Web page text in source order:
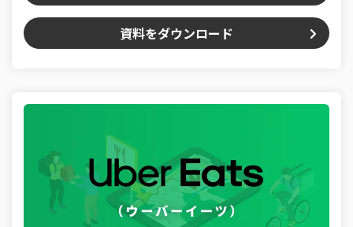
資料をダウンロード